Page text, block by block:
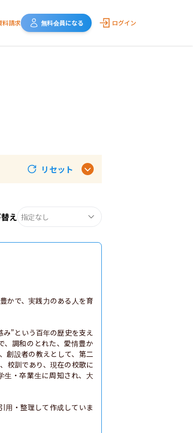
料請求 無料会員になる ログイン
リセット
え 指定なし
かで、実践力のある人を育
”という百年の歴史を支え
、調和のとれた、愛情豊か
創設者の教えとして、第二
校訓であり、現在の校歌に
生・卒業生に周知され、大
用・整理して作成していま